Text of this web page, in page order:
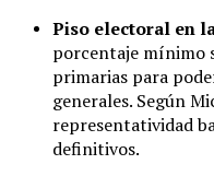
Piso electoral en
porcentaje mínimo
primarias para
generales. Según
representatividad
definitivos.